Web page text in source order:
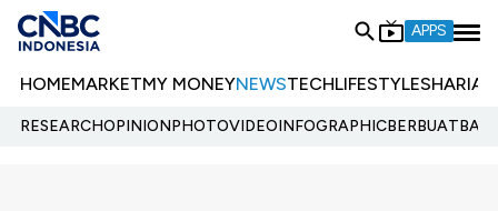
APPS
HOMEMARKETMY MONEYNEWSTECHLIFESTYLESHARIA
RESEARCHOPINIONPHOTOVIDEOINFOGRAPHIC